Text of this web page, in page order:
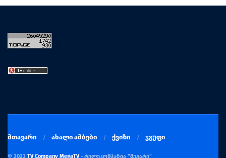
მთავარი ახალი ამბები ქვიზი ჯგუფი
© 2023 TV Company MegaTV- ტელეკომპანია "მეგატვ"